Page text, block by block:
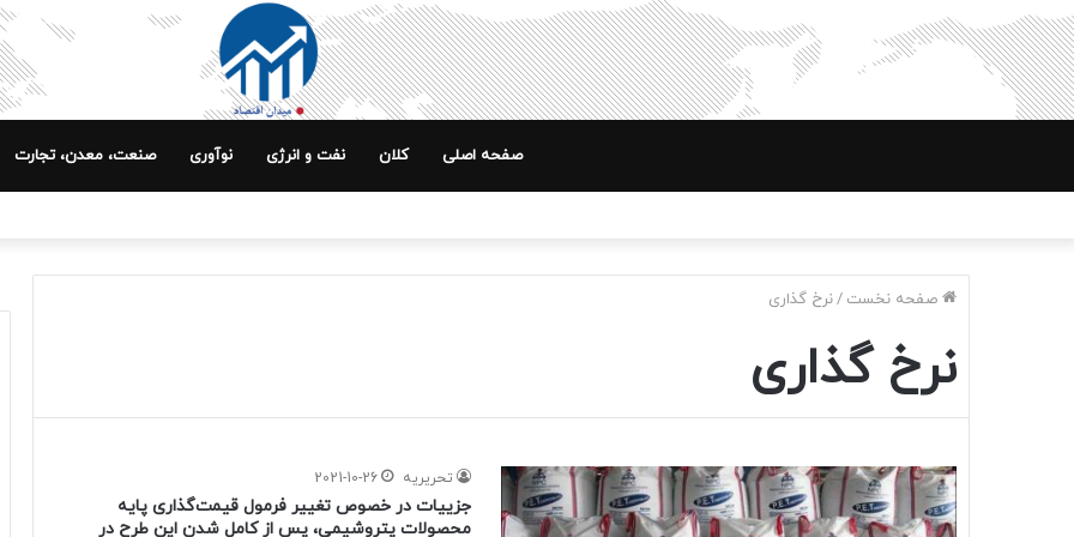
صفحه اصلی کلان نفت و انرژی نوآوری صنعت، معدن، تجارت
صفحه نخست /نرخ گذاری
نرخ گذاری
تحریریه 2021-10-26
جزییات در خصوص تغییر فرمول قیمت‌گذاری پایه
محصولات پتروشیمی، پس از کامل شدن این طرح در